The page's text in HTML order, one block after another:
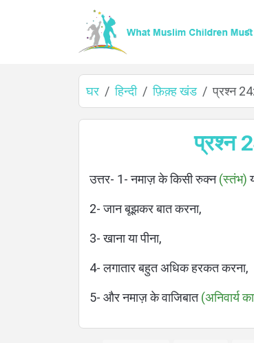
घर हिन्दी फ़िक़्ह खंड प्रश्न
प्रश्न
उत्तर- 1- नमाज़ के किसी रुक्न(स्तंभ)
2- जान बूझकर बात करना,
3- खाना या पीना,
4- लगातार बहुत अधिक हरकत करना,
5- और नमाज़ के वाजिबात(अनिवार्य